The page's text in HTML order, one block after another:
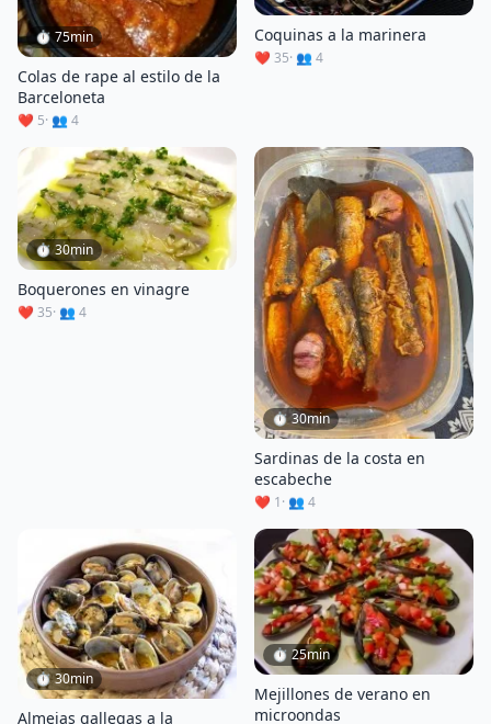
⏱ 75min
Colas de rape al estilo de la
Barceloneta
❤️ 5· 👥 4
Coquinas a la marinera
❤️ 35· 👥 4
⏱ 30min
Boquerones en vinagre
❤️ 35· 👥 4
⏱ 30min
Sardinas de la costa en
escabeche
❤️ 1· 👥 4
⏱ 30min
Almejas gallegas a la
⏱ 25min
Mejillones de verano en
microondas